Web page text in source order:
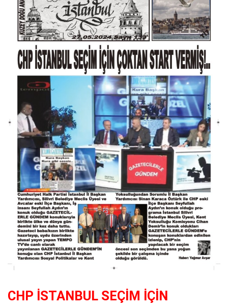
CHP İSTANBUL SEÇİM İÇİN